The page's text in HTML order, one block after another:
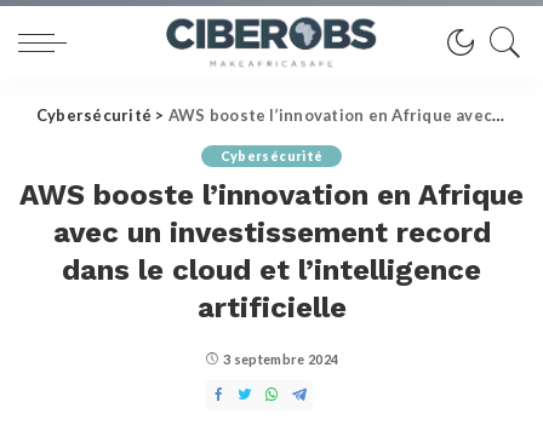
Cybersécurité > AWS booste l’innovation en Afrique avec un investissement record dans le cloud et l’intelligence artificielle
Cybersécurité
AWS booste l’innovation en Afrique
avec un investissement record
dans le cloud et l’intelligence
artificielle
3 septembre 2024